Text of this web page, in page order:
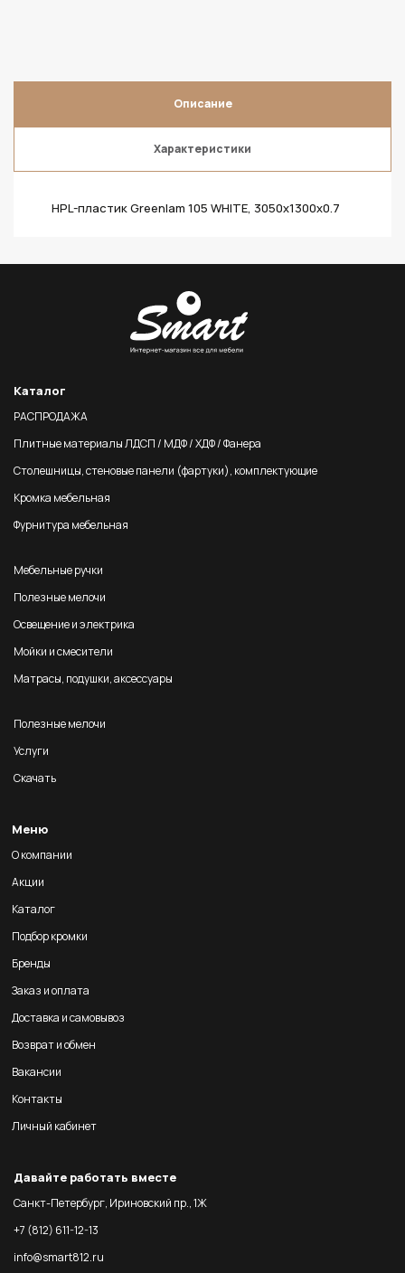
Описание
Характеристики
HPL-пластик Greenlam 105 WHITE, 3050х1300х0.7
Каталог
РАСПРОДАЖА
Плитные материалы ЛДСП / МДФ / ХДФ / Фанера
Столешницы, стеновые панели (фартуки), комплектующие
Кромка мебельная
Фурнитура мебельная
Мебельные ручки
Полезные мелочи
Освещение и электрика
Мойки и смесители
Матрасы, подушки, аксессуары
Полезные мелочи
Услуги
Скачать
Меню
О компании
Акции
Каталог
Подбор кромки
Бренды
Заказ и оплата
Доставка и самовывоз
Возврат и обмен
Вакансии
Контакты
Личный кабинет
Давайте работать вместе
Санкт-Петербург, Ириновский пр., 1Ж
+7 (812) 611-12-13
info@smart812.ru